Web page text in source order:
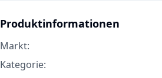
Produktinformationen
Markt:
Kategorie: